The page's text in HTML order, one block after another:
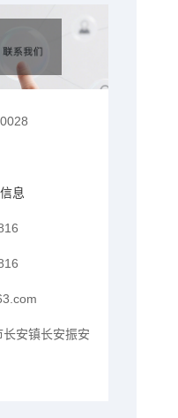
安镇长安振安